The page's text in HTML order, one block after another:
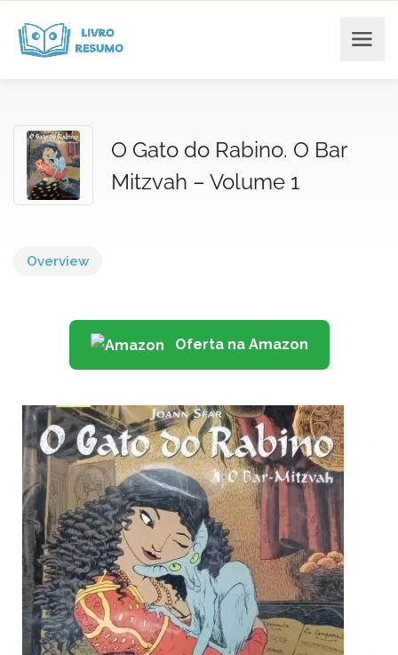
O Gato do Rabino. O Bar
Mitzvah – Volume 1
Overview
Oferta na Amazon